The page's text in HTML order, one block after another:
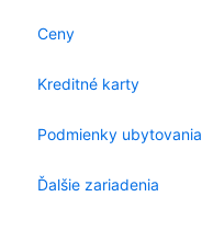
Ceny
Kreditné karty
Podmienky ubytovania
Ďalšie zariadenia